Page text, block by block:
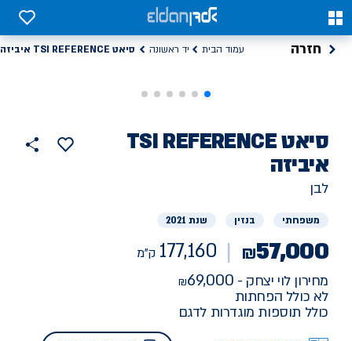
0
0
חזרה עמוד הבית יד ראשונה סיאט TSI REFERENCE איביזה
רכב
יד
ראשונה
סיאטTSI REFERENCE
איביזה
הוסף
למועדפים
לבן
משפחתי בנזין שנת 2021
₪57,000
177,160 ק"מ
מחירון לוי יצחק - 69,000
לא כולל הפחתות
כולל תוספות מוגדרות לדגם